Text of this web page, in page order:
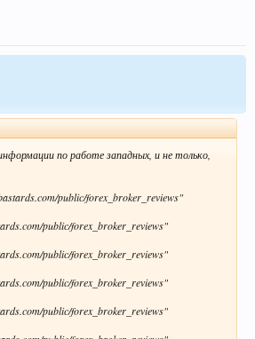
по работе западных, и не только,
public/forex_broker_reviews"
public/forex_broker_reviews"
public/forex_broker_reviews"
public/forex_broker_reviews"
public/forex_broker_reviews"